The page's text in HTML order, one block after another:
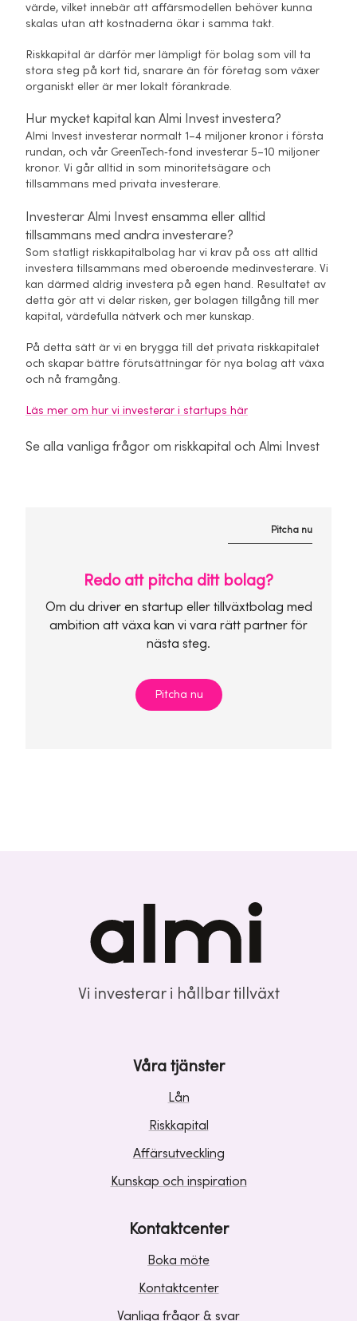
värde, vilket innebär att affärsmodellen behöver kunna
skalas utan att kostnaderna ökar i samma takt.
Riskkapital är därför mer lämpligt för bolag som vill ta
stora steg på kort tid, snarare än för företag som växer
organiskt eller är mer lokalt förankrade.
Hur mycket kapital kan Almi Invest investera?
Almi Invest investerar normalt 1–4 miljoner kronor i första
rundan, och vår GreenTech‑fond investerar 5–10 miljoner
kronor. Vi går alltid in som minoritetsägare och
tillsammans med privata investerare.
Investerar Almi Invest ensamma eller alltid
tillsammans med andra investerare?
Som statligt riskkapitalbolag har vi krav på oss att alltid
investera tillsammans med oberoende medinvesterare. Vi
kan därmed aldrig investera på egen hand. Resultatet av
detta gör att vi delar risken, ger bolagen tillgång till mer
kapital, värdefulla nätverk och mer kunskap.
På detta sätt är vi en brygga till det privata riskkapitalet
och skapar bättre förutsättningar för nya bolag att växa
och nå framgång.
Läs mer om hur vi investerar i startups här
Se alla vanliga frågor om riskkapital och Almi Invest
Pitcha nu
Redo att pitcha ditt bolag?
Om du driver en startup eller tillväxtbolag med
ambition att växa kan vi vara rätt partner för
nästa steg.
Pitcha nu
Vi investerar i hållbar tillväxt
Våra tjänster
Lån
Riskkapital
Affärsutveckling
Kunskap och inspiration
Kontaktcenter
Boka möte
Kontaktcenter
Vanliga frågor & svar